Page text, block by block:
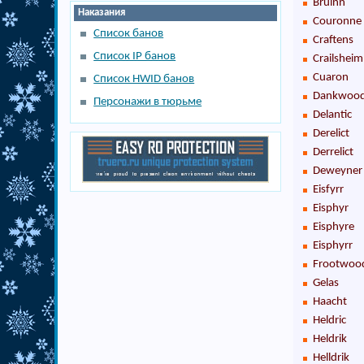
Наказания
Список банов
Список IP банов
Список HWID банов
Персонажи в тюрьме
Bruinn
Couronne
Craftens
Crailsheim
Cuaron
Delantic
Derelict
Derrelict
Deweyner
Eisfyrr
Eisphyr
Eisphyre
Eisphyrr
Gelas
Haacht
Heldric
Heldrik
Helldrik